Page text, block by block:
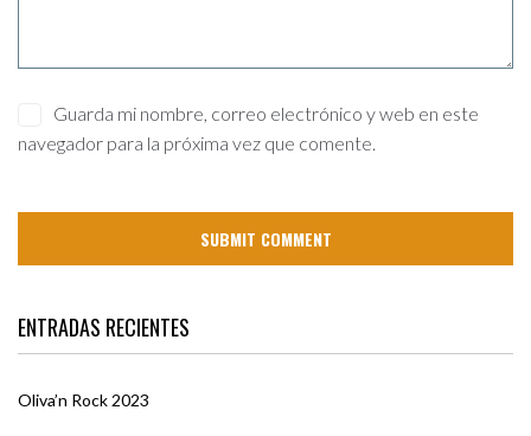
Guarda mi nombre, correo electrónico y web en este
navegador para la próxima vez que comente.
ENTRADAS RECIENTES
Oliva’n Rock 2023